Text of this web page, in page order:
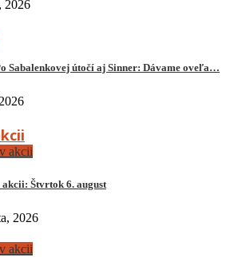
2026
Sabalenkovej útočí aj Sinner: Dávame oveľa…
akcii
Štvrtok 6. august
2026
akcii